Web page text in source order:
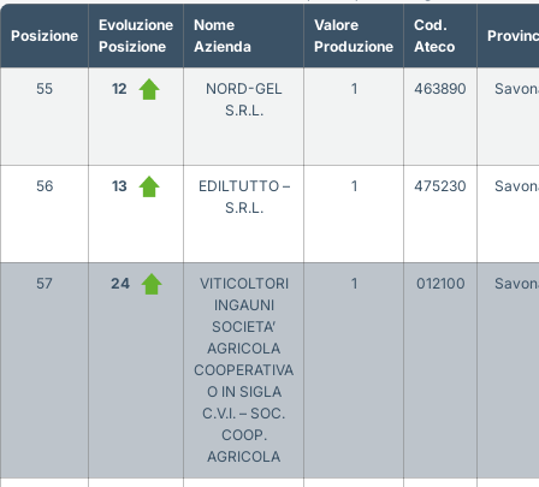
Posizione
Evoluzione
Posizione
Nome
Azienda
Valore
Produzione
Cod.
Ateco
55 12
NORD-GEL
S.R.L.
1 463890
56 13
EDILTUTTO –
S.R.L.
1 475230
57 24
VITICOLTORI
INGAUNI
SOCIETA’
AGRICOLA
COOPERATIVA
O IN SIGLA
C.V.I. – SOC.
COOP.
AGRICOLA
1 012100